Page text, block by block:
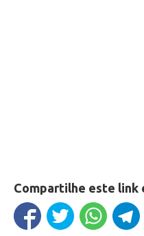
Compartilhe este link